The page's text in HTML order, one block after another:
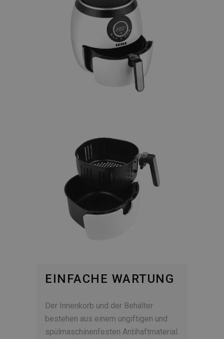
EINFACHE WARTUNG
Der Innenkorb und der Behälter
bestehen aus einem ungiftigen und
spülmaschinenfesten Antihaftmaterial.